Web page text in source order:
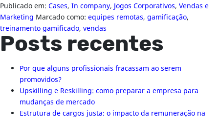
Publicado em: Cases, In company, Jogos Corporativos, Vendas e
Marketing Marcado como: equipes remotas, gamificação,
treinamento gamificado, vendas
Posts recentes
Por que alguns profissionais fracassam ao serem
promovidos?
Upskilling e Reskilling: como preparar a empresa para
mudanças de mercado
Estrutura de cargos justa: o impacto da remuneração na